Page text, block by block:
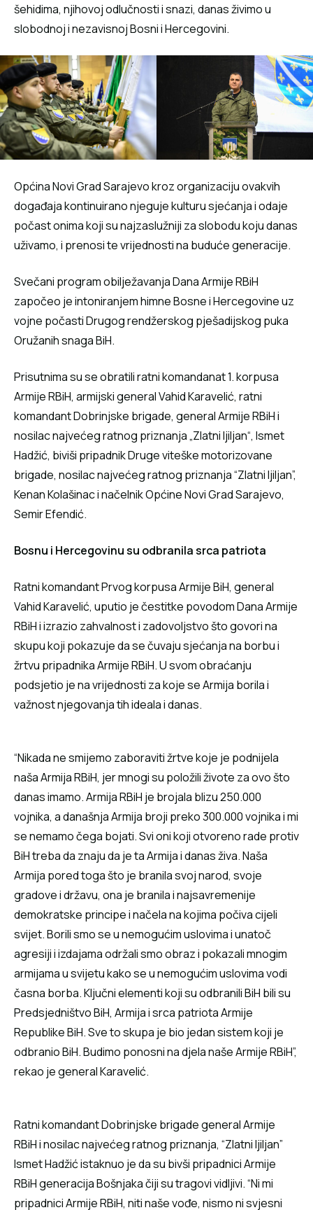
šehidima, njihovoj odlučnosti i snazi, danas živimo u
slobodnoj i nezavisnoj Bosni i Hercegovini.
Općina Novi Grad Sarajevo kroz organizaciju ovakvih
događaja kontinuirano njeguje kulturu sjećanja i odaje
počast onima koji su najzaslužniji za slobodu koju danas
uživamo, i prenosi te vrijednosti na buduće generacije.
Svečani program obilježavanja Dana Armije RBiH
započeo je intoniranjem himne Bosne i Hercegovine uz
vojne počasti Drugog rendžerskog pješadijskog puka
Oružanih snaga BiH.
Prisutnima su se obratili ratni komandanat 1. korpusa
Armije RBiH, armijski general Vahid Karavelić, ratni
komandant Dobrinjske brigade, general Armije RBiH i
nosilac najvećeg ratnog priznanja „Zlatni ljiljan“, Ismet
Hadžić, biviši pripadnik Druge viteške motorizovane
brigade, nosilac najvećeg ratnog priznanja “Zlatni ljiljan”,
Kenan Kolašinac i načelnik Općine Novi Grad Sarajevo,
Semir Efendić.
Bosnu i Hercegovinu su odbranila srca patriota
Ratni komandant Prvog korpusa Armije BiH, general
Vahid Karavelić, uputio je čestitke povodom Dana Armije
RBiH i izrazio zahvalnost i zadovoljstvo što govori na
skupu koji pokazuje da se čuvaju sjećanja na borbu i
žrtvu pripadnika Armije RBiH. U svom obraćanju
podsjetio je na vrijednosti za koje se Armija borila i
važnost njegovanja tih ideala i danas.
“Nikada ne smijemo zaboraviti žrtve koje je podnijela
naša Armija RBiH, jer mnogi su položili živote za ovo što
danas imamo. Armija RBiH je brojala blizu 250.000
vojnika, a današnja Armija broji preko 300.000 vojnika i mi
se nemamo čega bojati. Svi oni koji otvoreno rade protiv
BiH treba da znaju da je ta Armija i danas živa. Naša
Armija pored toga što je branila svoj narod, svoje
gradove i državu, ona je branila i najsavremenije
demokratske principe i načela na kojima počiva cijeli
svijet. Borili smo se u nemogućim uslovima i unatoč
agresiji i izdajama održali smo obraz i pokazali mnogim
armijama u svijetu kako se u nemogućim uslovima vodi
časna borba. Ključni elementi koji su odbranili BiH bili su
Predsjedništvo BiH, Armija i srca patriota Armije
Republike BiH. Sve to skupa je bio jedan sistem koji je
odbranio BiH. Budimo ponosni na djela naše Armije RBiH”,
rekao je general Karavelić.
Ratni komandant Dobrinjske brigade general Armije
RBiH i nosilac najvećeg ratnog priznanja, “Zlatni ljiljan”
Ismet Hadžić istaknuo je da su bivši pripadnici Armije
RBiH generacija Bošnjaka čiji su tragovi vidljivi. “Ni mi
pripadnici Armije RBiH, niti naše vođe, nismo ni svjesni